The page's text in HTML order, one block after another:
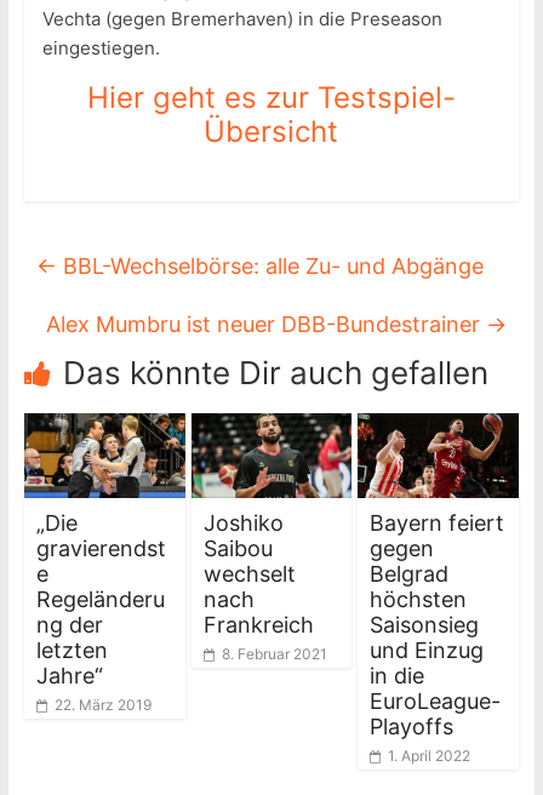
Vechta (gegen Bremerhaven) in die Preseason
eingestiegen.
Hier geht es zur Testspiel-
Übersicht
← BBL-Wechselbörse: alle Zu- und Abgänge
Alex Mumbru ist neuer DBB-Bundestrainer →
Das könnte Dir auch gefallen
„Die
gravierendst
e
Regeländeru
ng der
letzten
Jahre“
22. März 2019
Joshiko
Saibou
wechselt
nach
Frankreich
8. Februar 2021
Bayern feiert
gegen
Belgrad
höchsten
Saisonsieg
und Einzug
in die
EuroLeague-
Playoffs
1. April 2022